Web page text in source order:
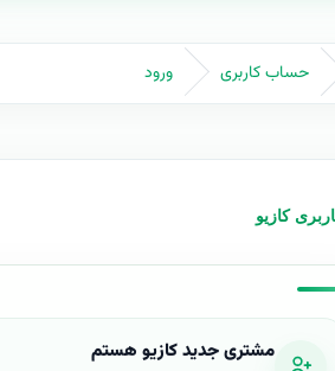
حساب کاربری ورود
مشتری جدید کازیو هستم